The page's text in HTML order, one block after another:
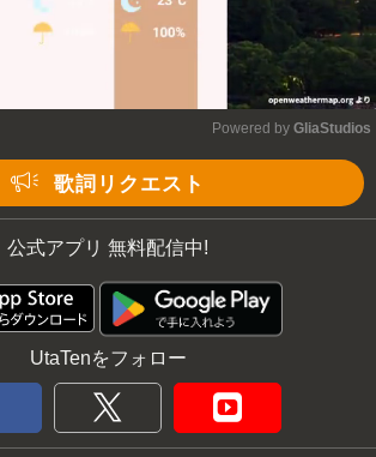
Powered by GliaStudios
歌詞リクエスト
公式アプリ 無料配信中!
UtaTenをフォロー